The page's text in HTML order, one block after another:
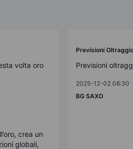
volta oro
crea un
globali,
Previsioni
Previsioni
2025-12-02 08:30
BG SAXO